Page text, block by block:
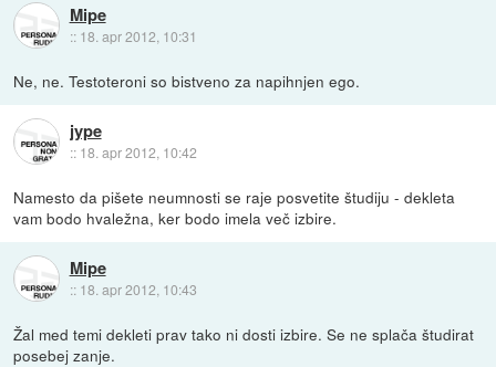
Mipe
:: 18. apr 2012, 10:31
Ne, ne. Testoteroni so bistveno za napihnjen ego.
jype
:: 18. apr 2012, 10:42
Namesto da pišete neumnosti se raje posvetite študiju - dekleta
vam bodo hvaležna, ker bodo imela več izbire.
Mipe
:: 18. apr 2012, 10:43
Žal med temi dekleti prav tako ni dosti izbire. Se ne splača študirat
posebej zanje.